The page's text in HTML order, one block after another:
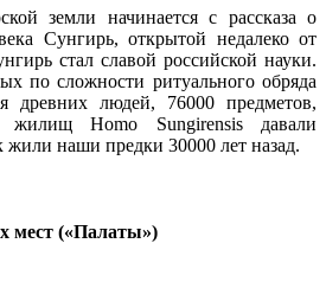
земли начинается с рассказа о
Сунгирь, открытой недалеко от
стал славой российской науки.
по сложности ритуального обряда
древних людей, 76000 предметов,
жилищ Нomo Sungirensis давали
жили наши предки 30000 лет назад.
мест («Палаты»)